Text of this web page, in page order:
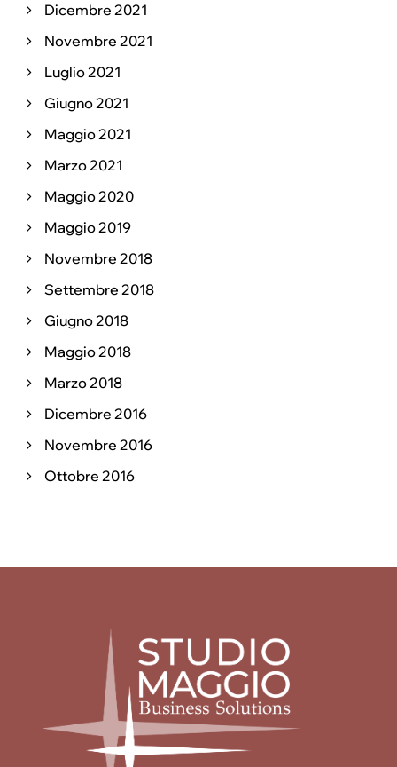
Dicembre 2021
Novembre 2021
Luglio 2021
Giugno 2021
Maggio 2021
Marzo 2021
Maggio 2020
Maggio 2019
Novembre 2018
Settembre 2018
Giugno 2018
Maggio 2018
Marzo 2018
Dicembre 2016
Novembre 2016
Ottobre 2016